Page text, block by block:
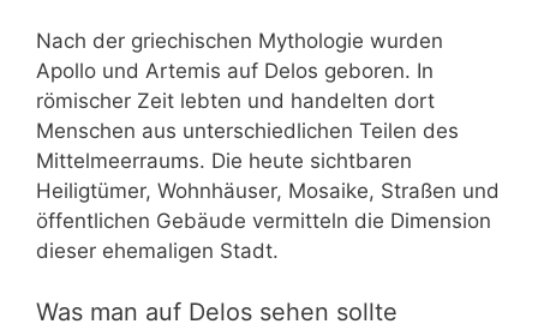
Nach der griechischen Mythologie wurden
Apollo und Artemis auf Delos geboren. In
römischer Zeit lebten und handelten dort
Menschen aus unterschiedlichen Teilen des
Mittelmeerraums. Die heute sichtbaren
Heiligtümer, Wohnhäuser, Mosaike, Straßen und
öffentlichen Gebäude vermitteln die Dimension
dieser ehemaligen Stadt.
Was man auf Delos sehen sollte